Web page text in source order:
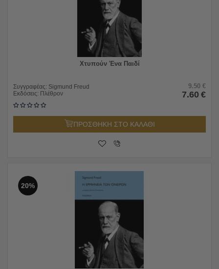
Χτυπούν Ένα Παιδί
Συγγραφέας: Sigmund Freud
Εκδόσεις: Πλέθρον
9.50 €
7.60 €
ΠΡΟΣΘΗΚΗ ΣΤΟ ΚΑΛΑΘΙ
20%